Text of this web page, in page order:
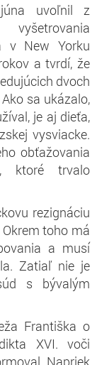
uvoľnil z
v New Yorku
a tvrdí, že
dvoch
sa ukázalo,
je aj dieťa,
vysviacke.
obťažovania
ktoré trvalo
rezignáciu
toho má
a musí
Zatiaľ nie je
s bývalým
Františka o
XVI. voči
Napriek